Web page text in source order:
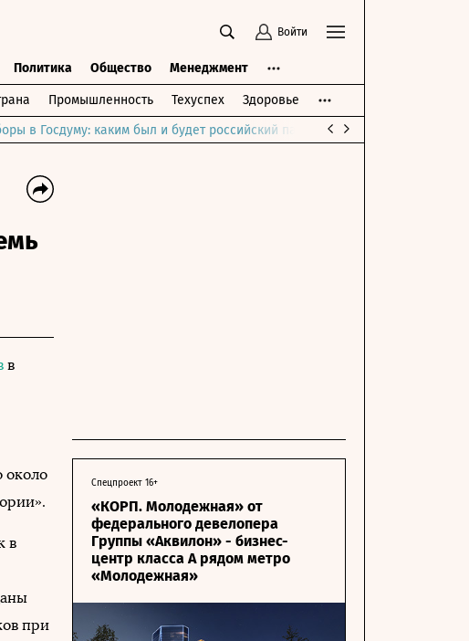
Войти
Политика Общество Менеджмент
Промышленность Техуспех Здоровье
в Госдуму: каким был и будет российский парламент
в
около
в
при
Спецпроект 16+
«КОРП. Молодежная» от
федерального девелопера
Группы «Аквилон» - бизнес-
центр класса А рядом метро
«Молодежная»